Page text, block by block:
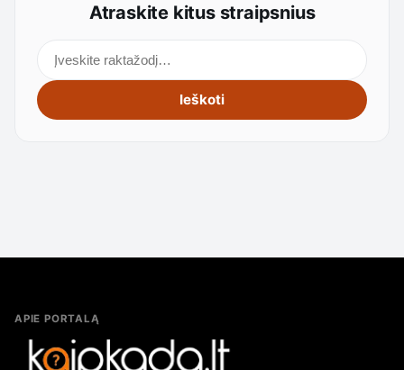
Atraskite kitus straipsnius
Ieškoti
APIE PORTALĄ